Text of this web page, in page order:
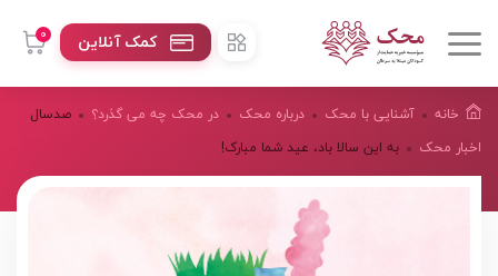
0 کمک آنلاین
خانه آشنایی با محک درباره محک
در محک چه می گذرد؟
اخبار محک
صدسال
به این سالا باد، عید شما مبارک!